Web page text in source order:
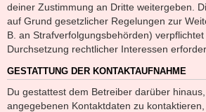
deiner Zustimmung an Dritte weitergeben.
auf Grund gesetzlicher Regelungen zur
B. an Strafverfolgungsbehörden)
Durchsetzung rechtlicher Interessen
GESTATTUNG DER KONTAKTAUFNAHME
Du gestattest dem Betreiber darüber
angegebenen Kontaktdaten zu